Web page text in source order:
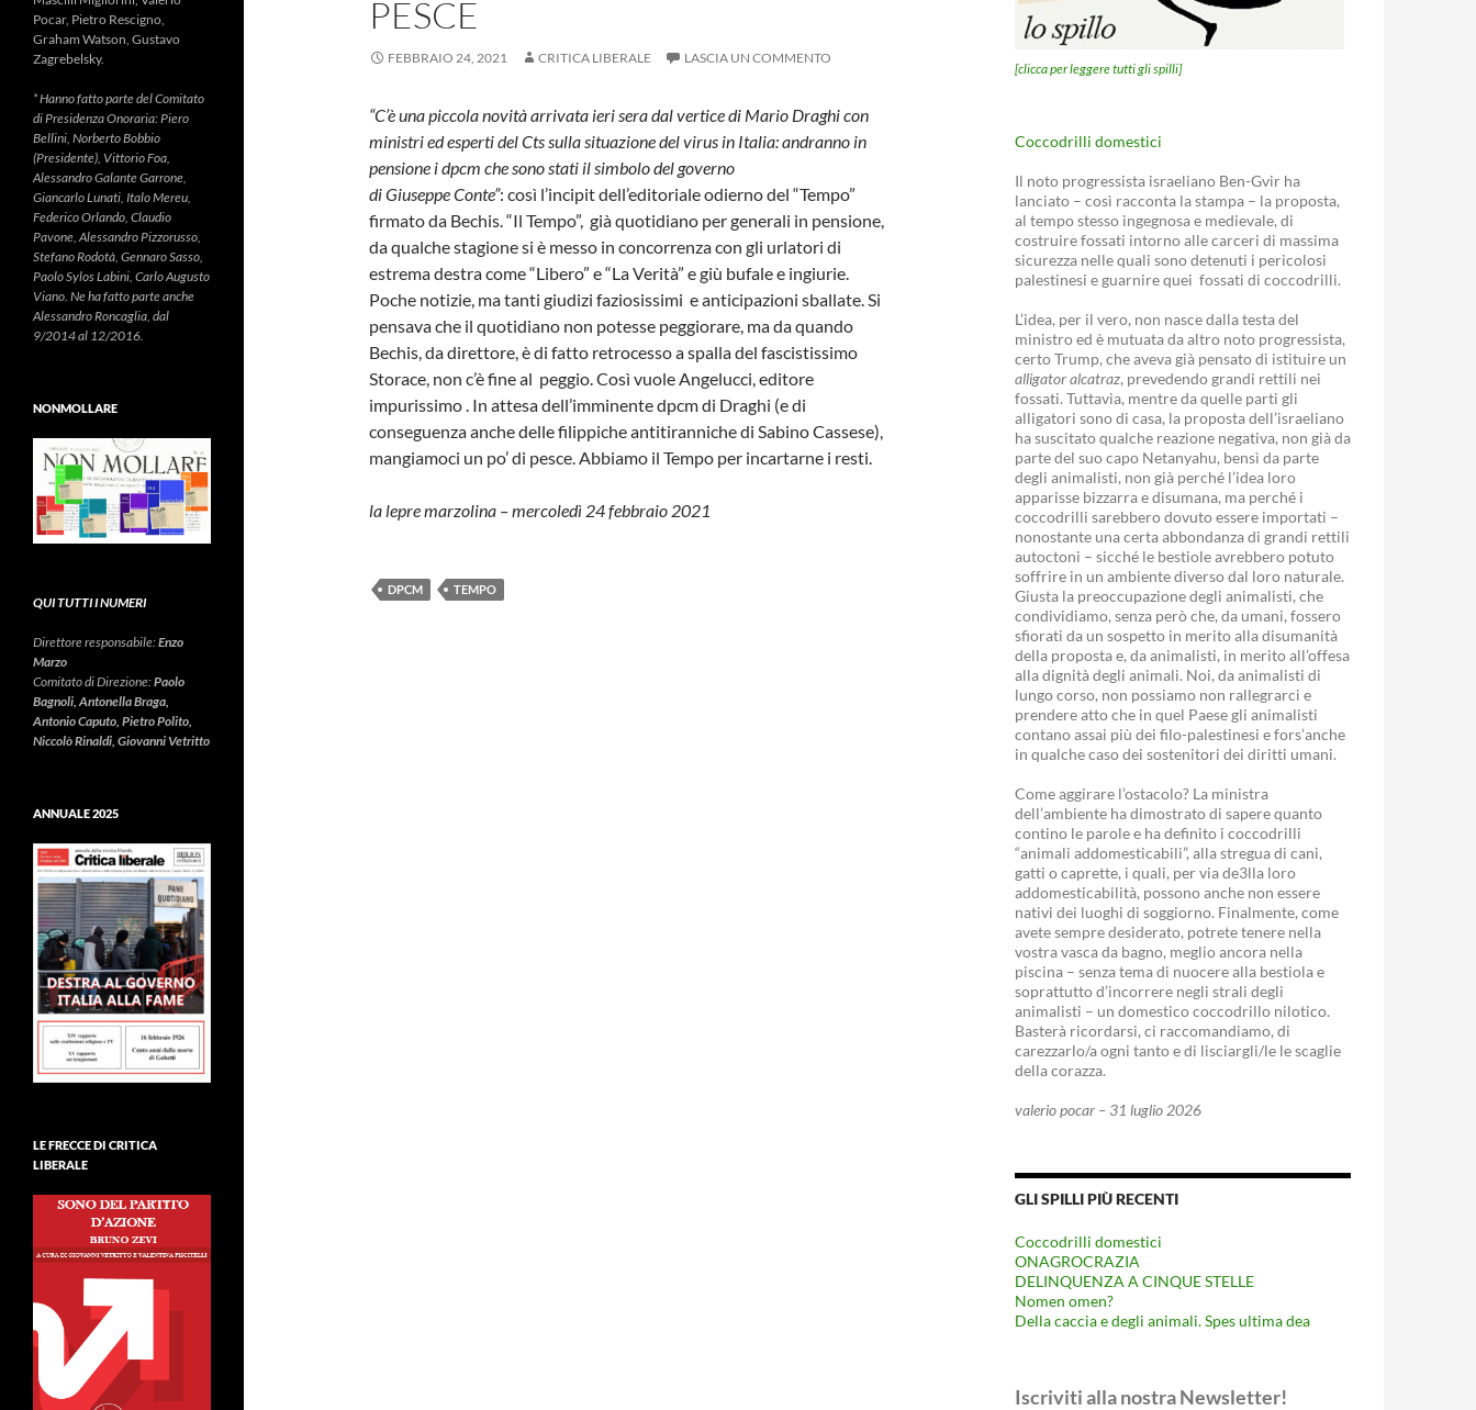
PESCE
FEBBRAIO 24, 2021 CRITICA LIBERALE LASCIA UN COMMENTO
“C’è una piccola novità arrivata ieri sera dal vertice di Mario Draghi con
ministri ed esperti del Cts sulla situazione del virus in Italia: andranno in
pensione i dpcm che sono stati il simbolo del governo
di Giuseppe Conte”: così l’incipit dell’editoriale odierno del “Tempo”
firmato da Bechis. “Il Tempo”, già quotidiano per generali in pensione,
da qualche stagione si è messo in concorrenza con gli urlatori di
estrema destra come “Libero” e “La Verità” e giù bufale e ingiurie.
Poche notizie, ma tanti giudizi faziosissimi e anticipazioni sballate. Si
pensava che il quotidiano non potesse peggiorare, ma da quando
Bechis, da direttore, è di fatto retrocesso a spalla del fascistissimo
Storace, non c’è fine al peggio. Così vuole Angelucci, editore
impurissimo . In attesa dell’imminente dpcm di Draghi (e di
conseguenza anche delle filippiche antitiranniche di Sabino Cassese),
mangiamoci un po’ di pesce. Abbiamo il Tempo per incartarne i resti.
la lepre marzolina – mercoledì 24 febbraio 2021
DPCM TEMPO
[clicca per leggere tutti gli spilli]
Coccodrilli domestici
Il noto progressista israeliano Ben-Gvir ha
lanciato – così racconta la stampa – la proposta,
al tempo stesso ingegnosa e medievale, di
costruire fossati intorno alle carceri di massima
sicurezza nelle quali sono detenuti i pericolosi
palestinesi e guarnire quei fossati di coccodrilli.
L’idea, per il vero, non nasce dalla testa del
ministro ed è mutuata da altro noto progressista,
certo Trump, che aveva già pensato di istituire un
alligator alcatraz, prevedendo grandi rettili nei
fossati. Tuttavia, mentre da quelle parti gli
alligatori sono di casa, la proposta dell’israeliano
ha suscitato qualche reazione negativa, non già da
parte del suo capo Netanyahu, bensì da parte
degli animalisti, non già perché l’idea loro
apparisse bizzarra e disumana, ma perché i
coccodrilli sarebbero dovuto essere importati –
nonostante una certa abbondanza di grandi rettili
autoctoni – sicché le bestiole avrebbero potuto
soffrire in un ambiente diverso dal loro naturale.
Giusta la preoccupazione degli animalisti, che
condividiamo, senza però che, da umani, fossero
sfiorati da un sospetto in merito alla disumanità
della proposta e, da animalisti, in merito all’offesa
alla dignità degli animali. Noi, da animalisti di
lungo corso, non possiamo non rallegrarci e
prendere atto che in quel Paese gli animalisti
contano assai più dei filo-palestinesi e fors’anche
in qualche caso dei sostenitori dei diritti umani.
Come aggirare l’ostacolo? La ministra
dell’ambiente ha dimostrato di sapere quanto
contino le parole e ha definito i coccodrilli
“animali addomesticabili”, alla stregua di cani,
gatti o caprette, i quali, per via de3lla loro
addomesticabilità, possono anche non essere
nativi dei luoghi di soggiorno. Finalmente, come
avete sempre desiderato, potrete tenere nella
vostra vasca da bagno, meglio ancora nella
piscina – senza tema di nuocere alla bestiola e
soprattutto d’incorrere negli strali degli
animalisti – un domestico coccodrillo nilotico.
Basterà ricordarsi, ci raccomandiamo, di
carezzarlo/a ogni tanto e di lisciargli/le le scaglie
della corazza.
valerio pocar – 31 luglio 2026
GLI SPILLI PIÙ RECENTI
Coccodrilli domestici
ONAGROCRAZIA
DELINQUENZA A CINQUE STELLE
Nomen omen?
Della caccia e degli animali. Spes ultima dea
Iscriviti alla nostra Newsletter!
Pocar, Pietro Rescigno,
Graham Watson, Gustavo
Zagrebelsky.
* Hanno fatto parte del Comitato
di Presidenza Onoraria: Piero
Bellini, Norberto Bobbio
(Presidente), Vittorio Foa,
Alessandro Galante Garrone,
Giancarlo Lunati, Italo Mereu,
Federico Orlando, Claudio
Pavone, Alessandro Pizzorusso,
Stefano Rodotà, Gennaro Sasso,
Paolo Sylos Labini, Carlo Augusto
Viano. Ne ha fatto parte anche
Alessandro Roncaglia, dal
9/2014 al 12/2016.
NONMOLLARE
QUI TUTTI I NUMERI
Direttore responsabile:Enzo
Marzo
Comitato di Direzione:Paolo
Bagnoli, Antonella Braga,
Antonio Caputo, Pietro Polito,
Niccolò Rinaldi, Giovanni Vetritto
ANNUALE 2025
LE FRECCE DI CRITICA
LIBERALE